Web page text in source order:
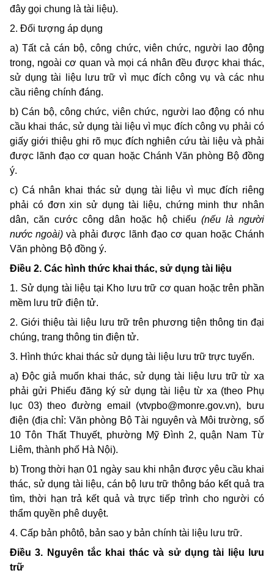
đây gọi chung là tài liệu).
2. Đối tượng áp dụng
a) Tất cả cán bộ, công chức, viên chức, người lao động
trong, ngoài cơ quan và mọi cá nhân đều được khai thác,
sử dụng tài liệu lưu trữ vì mục đích công vụ và các nhu
cầu riêng chính đáng.
b) Cán bộ, công chức, viên chức, người lao động có nhu
cầu khai thác, sử dụng tài liệu vì mục đích công vụ phải có
giấy giới thiệu ghi rõ mục đích nghiên cứu tài liệu và phải
được lãnh đạo cơ quan hoặc Chánh Văn phòng Bộ đồng
ý.
c) Cá nhân khai thác sử dụng tài liệu vì mục đích riêng
phải có đơn xin sử dụng tài liệu, chứng minh thư nhân
dân, căn cước công dân hoặc hộ chiếu (nếu là người
nước ngoài) và phải được lãnh đạo cơ quan hoặc Chánh
Văn phòng Bộ đồng ý.
Điều 2. Các hình thức khai thác, sử dụng tài liệu
1. Sử dụng tài liệu tại Kho lưu trữ cơ quan hoặc trên phần
mềm lưu trữ điện tử.
2. Giới thiệu tài liệu lưu trữ trên phương tiện thông tin đại
chúng, trang thông tin điện tử.
3. Hình thức khai thác sử dụng tài liệu lưu trữ trực tuyến.
a) Độc giả muốn khai thác, sử dụng tài liệu lưu trữ từ xa
phải gửi Phiếu đăng ký sử dụng tài liệu từ xa (theo Phụ
lục 03) theo đường email (vtvpbo@monre.gov.vn), bưu
điện (địa chỉ: Văn phòng Bộ Tài nguyên và Môi trường, số
10 Tôn Thất Thuyết, phường Mỹ Đình 2, quận Nam Từ
Liêm, thành phố Hà Nội).
b) Trong thời hạn 01 ngày sau khi nhận được yêu cầu khai
thác, sử dụng tài liệu, cán bộ lưu trữ thông báo kết quả tra
tìm, thời hạn trả kết quả và trực tiếp trình cho người có
thẩm quyền phê duyệt.
4. Cấp bản phôtô, bản sao y bản chính tài liệu lưu trữ.
Điều 3. Nguyên tắc khai thác và sử dụng tài liệu lưu
trữ